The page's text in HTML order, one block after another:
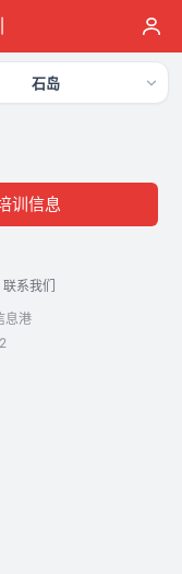
石岛
训信息
联系我们
息港